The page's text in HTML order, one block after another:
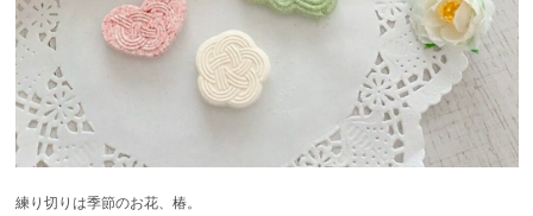
練り切りは季節のお花、椿。